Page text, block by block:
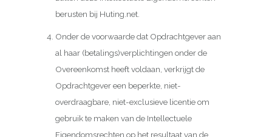
berusten bij Huting.net.
Onder de voorwaarde dat Opdrachtgever aan
al haar (betalings)verplichtingen onder de
Overeenkomst heeft voldaan, verkrijgt de
Opdrachtgever een beperkte, niet-
overdraagbare, niet-exclusieve licentie om
gebruik te maken van de Intellectuele
Eigendomsrechten op het resultaat van de